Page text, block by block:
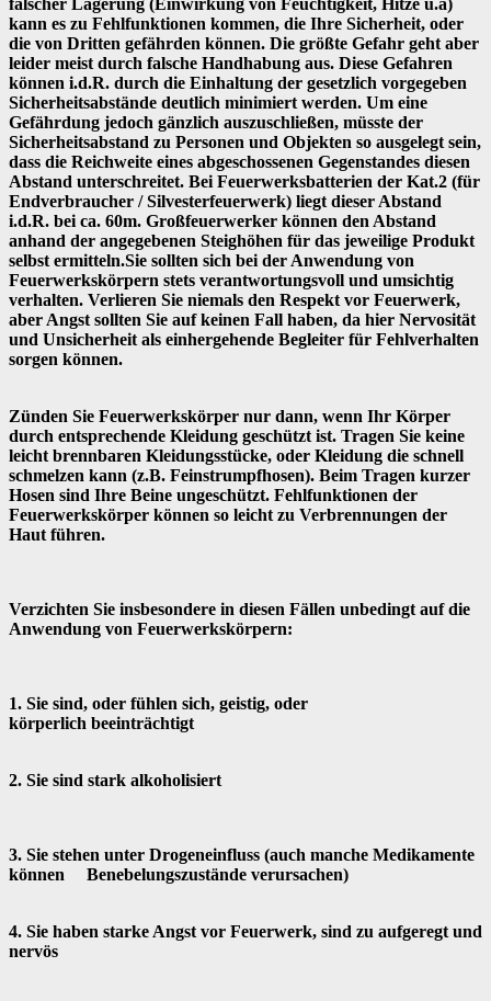
kann es zu Fehlfunktionen kommen, die Ihre Sicherheit, oder
die von Dritten gefährden können. Die größte Gefahr geht aber
leider meist durch falsche Handhabung aus. Diese Gefahren
können i.d.R. durch die Einhaltung der gesetzlich vorgegeben
Sicherheitsabstände deutlich minimiert werden. Um eine
Gefährdung jedoch gänzlich auszuschließen, müsste der
Sicherheitsabstand zu Personen und Objekten so ausgelegt sein,
dass die Reichweite eines abgeschossenen Gegenstandes diesen
Abstand unterschreitet. Bei Feuerwerksbatterien der Kat.2 (für
Endverbraucher / Silvesterfeuerwerk) liegt dieser Abstand
i.d.R. bei ca. 60m. Großfeuerwerker können den Abstand
anhand der angegebenen Steighöhen für das jeweilige Produkt
selbst ermitteln.Sie sollten sich bei der Anwendung von
Feuerwerkskörpern stets verantwortungsvoll und umsichtig
verhalten. Verlieren Sie niemals den Respekt vor Feuerwerk,
aber Angst sollten Sie auf keinen Fall haben, da hier Nervosität
und Unsicherheit als einhergehende Begleiter für Fehlverhalten
sorgen können.
Zünden Sie Feuerwerkskörper nur dann, wenn Ihr Körper
durch entsprechende Kleidung geschützt ist. Tragen Sie keine
leicht brennbaren Kleidungsstücke, oder Kleidung die schnell
schmelzen kann (z.B. Feinstrumpfhosen). Beim Tragen kurzer
Hosen sind Ihre Beine ungeschützt. Fehlfunktionen der
Feuerwerkskörper können so leicht zu Verbrennungen der
Haut führen.
Verzichten Sie insbesondere in diesen Fällen unbedingt auf die
Anwendung von Feuerwerkskörpern:
1. Sie sind, oder fühlen sich, geistig, oder
körperlich beeinträchtigt
2. Sie sind stark alkoholisiert
3. Sie stehen unter Drogeneinfluss (auch manche Medikamente
können Benebelungszustände verursachen)
4. Sie haben starke Angst vor Feuerwerk, sind zu aufgeregt und
nervös